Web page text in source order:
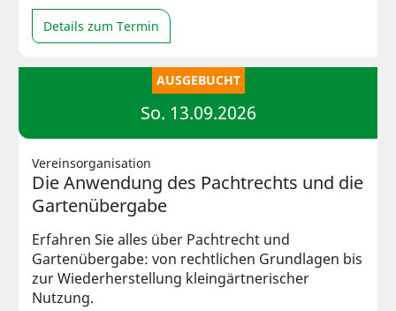
Details zum Termin
AUSGEBUCHT
So. 13.09.2026
Vereinsorganisation
Die Anwendung des Pachtrechts und die
Gartenübergabe
Erfahren Sie alles über Pachtrecht und
Gartenübergabe: von rechtlichen Grundlagen bis
zur Wiederherstellung kleingärtnerischer
Nutzung.